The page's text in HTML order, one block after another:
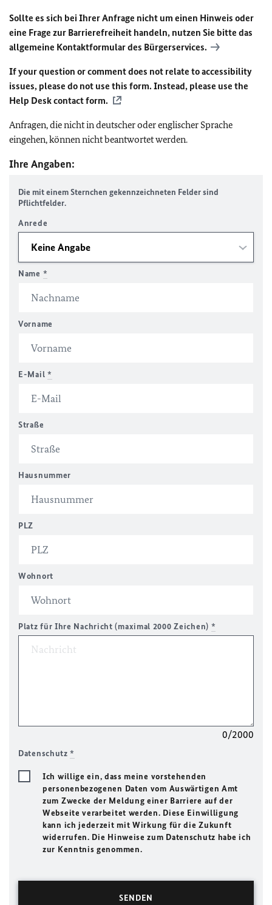
Sollte es sich bei Ihrer Anfrage nicht um einen Hinweis oder
eine Frage zur Barrierefreiheit handeln, nutzen Sie bitte das
allgemeine Kontaktformular des Bürgerservices.
If your question or comment does not relate to accessibility
issues, please do not use this form. Instead, please use the
Help Desk contact form.
Anfragen, die nicht in deutscher oder englischer Sprache
eingehen, können nicht beantwortet werden.
Ihre Angaben:
Die mit einem Sternchen gekennzeichneten Felder sind
Pflichtfelder.
Anrede
Name *
Vorname
E-Mail *
Straße
Hausnummer
PLZ
Wohnort
Platz für Ihre Nachricht (maximal 2000 Zeichen) *
0/2000
Datenschutz*
Ich willige ein, dass meine vorstehenden
personenbezogenen Daten vom Auswärtigen Amt
zum Zwecke der Meldung einer Barriere auf der
Webseite verarbeitet werden. Diese Einwilligung
kann ich jederzeit mit Wirkung für die Zukunft
widerrufen. Die Hinweise zum Datenschutz habe ich
zur Kenntnis genommen.